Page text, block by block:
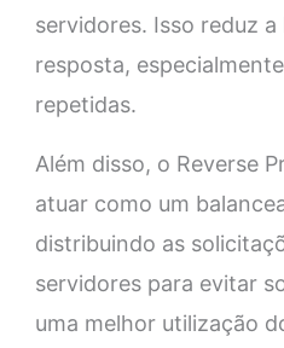
servidores. Isso reduz
resposta,
repetidas.
Além disso, o Reverse
atuar como um
distribuindo as
servidores para evitar
uma melhor utilização